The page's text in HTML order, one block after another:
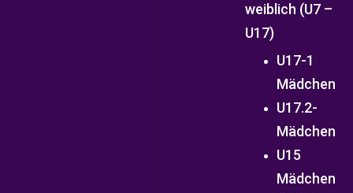
weiblich (U7 –
U17)
U17-1
Mädchen
U17.2-
Mädchen
U15
Mädchen